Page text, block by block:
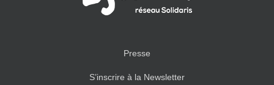
Presse
S’inscrire à la Newsletter